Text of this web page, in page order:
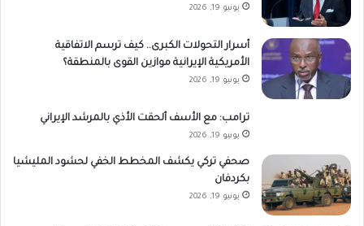
يونيو 19, 2026
أسرار التحولات الكبرى.. كيف ترسم الاتفاقية
الأمريكية الإيرانية موازين القوى بالمنطقة؟
يونيو 19, 2026
ترامب: مع الأسف ألحقت الأذي بالمرشد الإيراني
يونيو 19, 2026
صحفي تركي يكشف المخطط الخفي لحشود المليشيا
بكردفان
يونيو 19, 2026